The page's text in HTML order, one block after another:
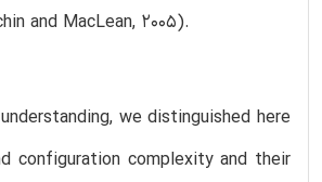
and MacLean, 2005).
we distinguished here
configuration complexity and their